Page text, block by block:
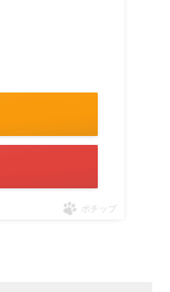
ポチップ